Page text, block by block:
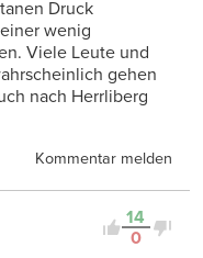
Druck
wenig
Viele Leute und
gehen
nach Herrliberg
Kommentar melden
14
0